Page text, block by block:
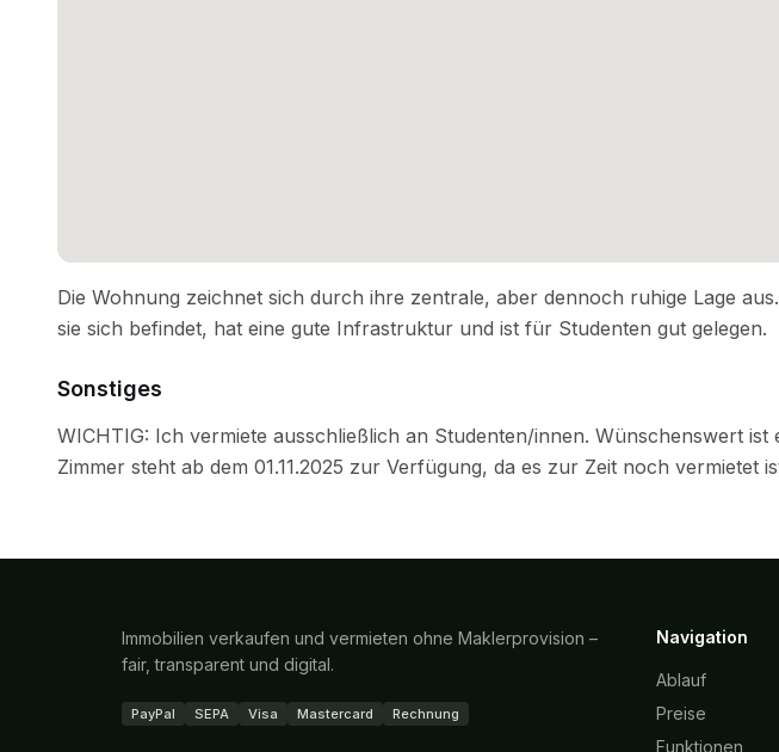
Sonstiges
Immobilien verkaufen und vermieten ohne Maklerprovision –
fair, transparent und digital.
PayPal SEPA Visa Mastercard Rechnung
Navigation
Ablauf
Preise
Funktionen